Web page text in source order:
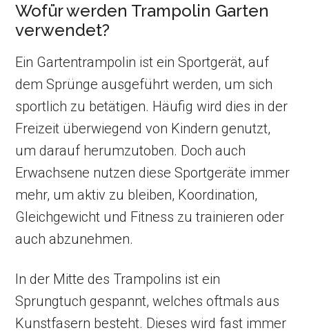
Wofür werden Trampolin Garten
verwendet?
Ein Gartentrampolin ist ein Sportgerät, auf
dem Sprünge ausgeführt werden, um sich
sportlich zu betätigen. Häufig wird dies in der
Freizeit überwiegend von Kindern genutzt,
um darauf herumzutoben. Doch auch
Erwachsene nutzen diese Sportgeräte immer
mehr, um aktiv zu bleiben, Koordination,
Gleichgewicht und Fitness zu trainieren oder
auch abzunehmen.
In der Mitte des Trampolins ist ein
Sprungtuch gespannt, welches oftmals aus
Kunstfasern besteht. Dieses wird fast immer